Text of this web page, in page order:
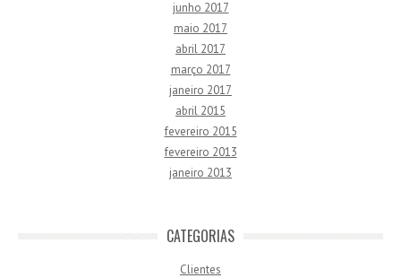
junho 2017
maio 2017
abril 2017
março 2017
janeiro 2017
abril 2015
fevereiro 2015
fevereiro 2013
janeiro 2013
CATEGORIAS
Clientes